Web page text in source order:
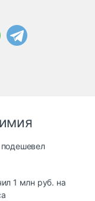
1 млн руб. на